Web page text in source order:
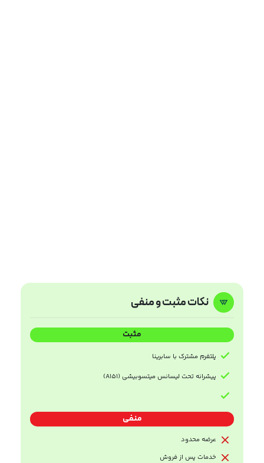
نکات مثبت و منفی
مثبت
پلتفرم مشترک با سابرینا
پیشرانه تحت لیسانس میتسوبیشی (A151)
منفی
عرضه محدود
خدمات پس از فروش